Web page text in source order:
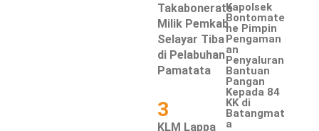
Kapolsek
Bontomate
ne Pimpin
Pengaman
an
Penyaluran
Bantuan
Pangan
Kepada 84
KK di
Batangmat
a
Takabonerate
Milik Pemkab
Selayar Tiba
di Pelabuhan
Pamatata
3
KLM Lappa